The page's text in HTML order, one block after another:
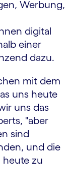
Werbung,
digital
einer
dazu.
mit dem
uns heute
uns das
"aber
sind
und die
heute zu